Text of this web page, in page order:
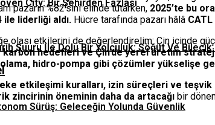
City: Bir Şehirden Fazlası
Şuuru İle Dolu Bir Yolculuk: Söğüt Ve
Sürüş: Geleceğin Yolunda Güvenlik
pazarın %82’sini elinde tutarken, 2025’te bu
ile liderliği aldı. Hücre tarafında pazarı hâlâ
olası etkilerini de değerlendirelim: Çin içinde
karbon hedefleri ve Çin’de yerel üretim
hidro-pompa gibi çözümler yükselişe
etkileşimi kuralları, izin süreçleri ve teşvik
zincirinin öneminin daha da artacağı bir